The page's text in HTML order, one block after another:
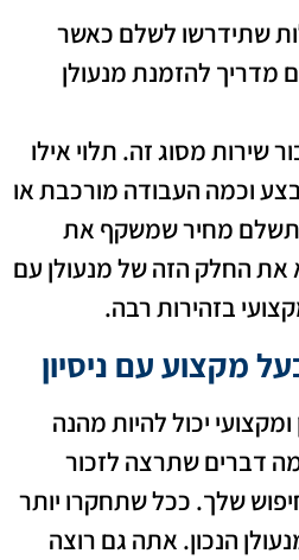
שתידרשו לשלם כאשר
להזמנת מנעולן
שירות מסוג זה. תלוי אילו
וכמה העבודה מורכבת או
תשלם מחיר שמשקף את
את החלק הזה של מנעולן עם
בזהירות רבה.
מקצוע עם ניסיון
יכול להיות מהנה
דברים שתרצה לזכור
שלך. ככל שתחקרו יותר
הנכון. אתה גם רוצה